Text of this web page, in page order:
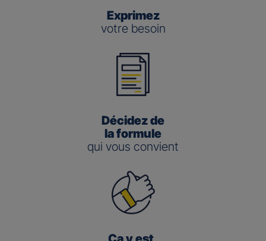
Exprimez
votre besoin
Décidez de
la formule
qui vous convient